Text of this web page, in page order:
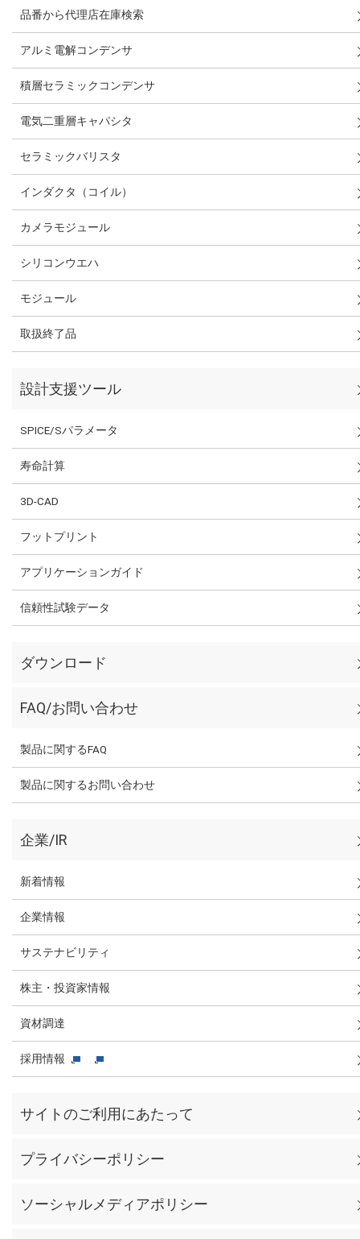
品番から代理店在庫検索
アルミ電解コンデンサ
積層セラミックコンデンサ
電気二重層キャパシタ
セラミックバリスタ
インダクタ（コイル）
カメラモジュール
シリコンウエハ
モジュール
取扱終了品
設計支援ツール
SPICE/Sパラメータ
寿命計算
3D-CAD
フットプリント
アプリケーションガイド
信頼性試験データ
ダウンロード
FAQ/お問い合わせ
製品に関するFAQ
製品に関するお問い合わせ
企業/IR
新着情報
企業情報
サステナビリティ
株主・投資家情報
資材調達
採用情報
サイトのご利用にあたって
プライバシーポリシー
ソーシャルメディアポリシー